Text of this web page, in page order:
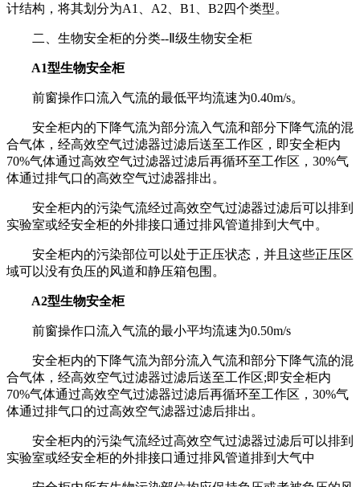
计结构，将其划分为A1、A2、B1、B2四个类型。
二、生物安全柜的分类--Ⅱ级生物安全柜
A1型生物安全柜
前窗操作口流入气流的最低平均流速为0.40m/s。
安全柜内的下降气流为部分流入气流和部分下降气流的混
合气体，经高效空气过滤器过滤后送至工作区，即安全柜内
70%气体通过高效空气过滤器过滤后再循环至工作区，30%气
体通过排气口的高效空气过滤器排出。
安全柜内的污染气流经过高效空气过滤器过滤后可以排到
实验室或经安全柜的外排接口通过排风管道排到大气中。
安全柜内的污染部位可以处于正压状态，并且这些正压区
域可以没有负压的风道和静压箱包围。
A2型生物安全柜
前窗操作口流入气流的最小平均流速为0.50m/s
安全柜内的下降气流为部分流入气流和部分下降气流的混
合气体，经高效空气过滤器过滤后送至工作区;即安全柜内
70%气体通过高效空气过滤器过滤后再循环至工作区，30%气
体通过排气口的过高效空气滤器过滤后排出。
安全柜内的污染气流经过高效空气过滤器过滤后可以排到
实验室或经安全柜的外排接口通过排风管道排到大气中